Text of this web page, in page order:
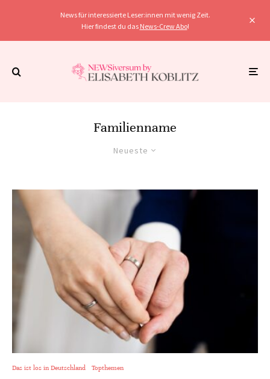
News für interessierte Leser:innen mit wenig Zeit.
Hier findest du das News-Crew Abo!
Familienname
Neueste
Das ist los in Deutschland Topthemen